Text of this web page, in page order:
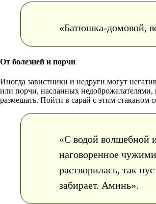
«Батюшка-домовой,
От болезней и порчи
Иногда завистники и недруги могут
или порчи, насланных
размешать. Пойти в сарай с этим стаканом
«С водой волшебной
наговоренное
растворилась, так
забирает. Аминь».